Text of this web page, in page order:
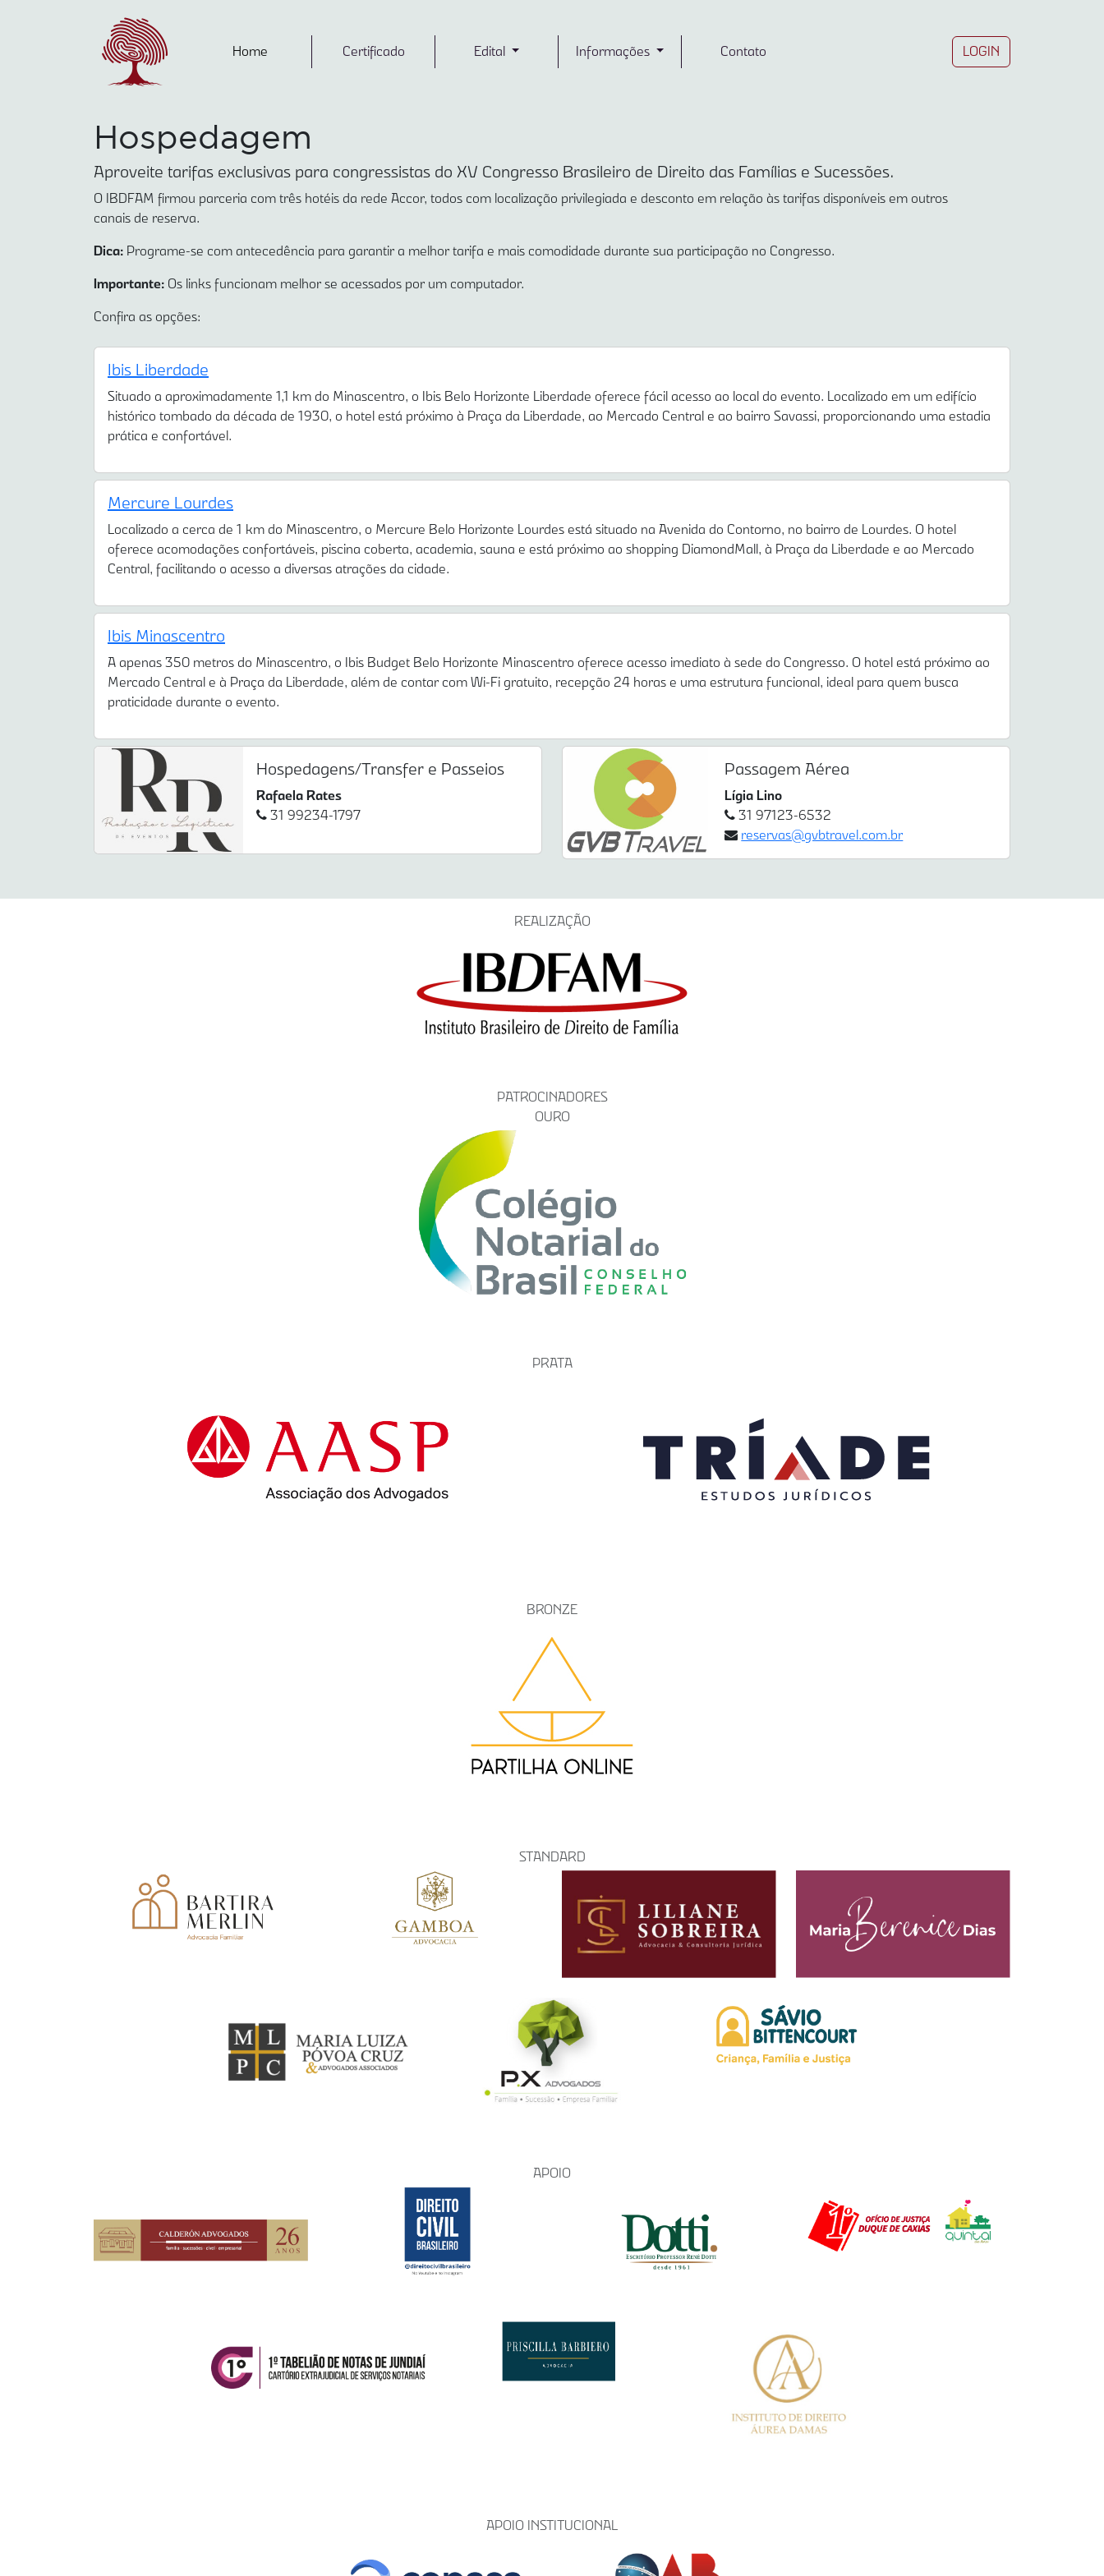
Home Certificado Edital Informações Contato LOGIN
Hospedagem
Aproveite tarifas exclusivas para congressistas do XV Congresso Brasileiro de Direito das Famílias e Sucessões.
O IBDFAM firmou parceria com três hotéis da rede Accor, todos com localização privilegiada e desconto em relação às tarifas disponíveis em outros
canais de reserva.
Dica: Programe-se com antecedência para garantir a melhor tarifa e mais comodidade durante sua participação no Congresso.
Importante: Os links funcionam melhor se acessados por um computador.
Confira as opções:
Ibis Liberdade
Situado a aproximadamente 1,1 km do Minascentro, o Ibis Belo Horizonte Liberdade oferece fácil acesso ao local do evento. Localizado em um edifício
histórico tombado da década de 1930, o hotel está próximo à Praça da Liberdade, ao Mercado Central e ao bairro Savassi, proporcionando uma estadia
prática e confortável.
Mercure Lourdes
Localizado a cerca de 1 km do Minascentro, o Mercure Belo Horizonte Lourdes está situado na Avenida do Contorno, no bairro de Lourdes. O hotel
oferece acomodações confortáveis, piscina coberta, academia, sauna e está próximo ao shopping DiamondMall, à Praça da Liberdade e ao Mercado
Central, facilitando o acesso a diversas atrações da cidade.
Ibis Minascentro
A apenas 350 metros do Minascentro, o Ibis Budget Belo Horizonte Minascentro oferece acesso imediato à sede do Congresso. O hotel está próximo ao
Mercado Central e à Praça da Liberdade, além de contar com Wi-Fi gratuito, recepção 24 horas e uma estrutura funcional, ideal para quem busca
praticidade durante o evento.
Hospedagens/Transfer e Passeios
Rafaela Rates
31 99234-1797
Passagem Aérea
Lígia Lino
31 97123-6532
reservas@gvbtravel.com.br
REALIZAÇÃO
PATROCINADORES
OURO
PRATA
BRONZE
STANDARD
APOIO
APOIO INSTITUCIONAL